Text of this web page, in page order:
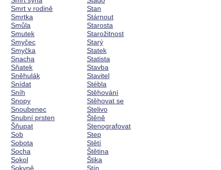
Smrt v rodině
Smrtka
Smůla
Smutek
Smyčec
Smyčka
Snacha
Sňatek
Sněhulák
Snídat
Sníh
Snopy
Snoubenec
Snubní prsten
Šňupat
Sob
Sobota
Socha
Sokol
Sokyně
Stan
Stárnout
Starosta
Starožitnost
Starý
Statek
Statista
Stavba
Stavitel
Stébla
Stěhování
Stěhovat se
Stelivo
Štěně
Stenografovat
Step
Stětí
Štětina
Štika
Stín